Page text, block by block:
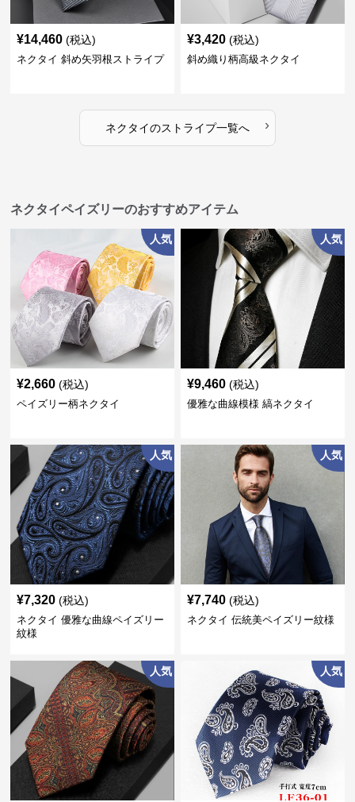
¥14,460 (税込)
ネクタイ 斜め矢羽根ストライプ
¥3,420 (税込)
斜め織り柄高級ネクタイ
ネクタイのストライプ一覧へ ›
ネクタイペイズリーのおすすめアイテム
人気
¥2,660 (税込)
ペイズリー柄ネクタイ
人気
¥9,460 (税込)
優雅な曲線模様 縞ネクタイ
人気
¥7,320 (税込)
ネクタイ 優雅な曲線ペイズリー
紋様
人気
¥7,740 (税込)
ネクタイ 伝統美ペイズリー紋様
人気 人気